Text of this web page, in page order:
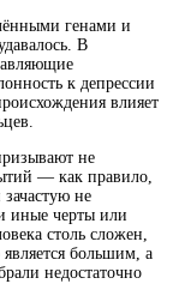
генами и
В
к депрессии
влияет
не
— как правило,
не
иные черты или
столь сложен,
большим, а
недостаточно